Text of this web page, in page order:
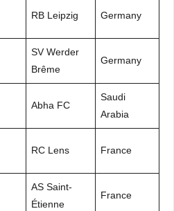
RB Leipzig Germany
SV Werder
Brême
Germany
Abha FC
Saudi
Arabia
RC Lens France
AS Saint-
Étienne
France